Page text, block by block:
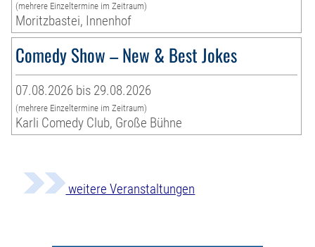
(mehrere Einzeltermine im Zeitraum)
Moritzbastei, Innenhof
Comedy Show – New & Best Jokes
07.08.2026 bis 29.08.2026
(mehrere Einzeltermine im Zeitraum)
Karli Comedy Club, Große Bühne
weitere Veranstaltungen